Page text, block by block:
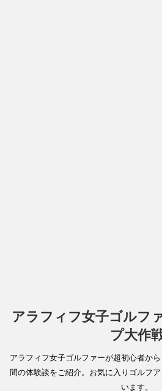
アラフィフ女子ゴルフ
プ大作
アラフィフ女子ゴルファーが超初心者か
間の体験談をご紹介。お気に入りゴルフ
います。